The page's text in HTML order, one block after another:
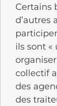
Certains
d’autres
ils sont «
collectif
des
des